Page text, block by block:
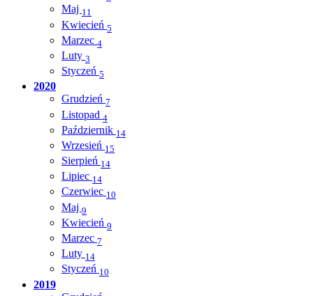
Maj 11
Kwiecień 5
Marzec 4
Luty 3
Styczeń 5
2020
Grudzień 7
Listopad 4
Październik 14
Wrzesień 15
Sierpień 14
Lipiec 14
Czerwiec 10
Maj 9
Kwiecień 9
Marzec 7
Luty 14
Styczeń 10
2019